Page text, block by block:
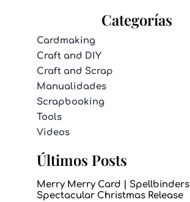
Categorías
Cardmaking
Craft and DIY
Craft and Scrap
Manualidades
Scrapbooking
Tools
Videos
Últimos Posts
Merry Merry Card | Spellbinders
Spectacular Christmas Release